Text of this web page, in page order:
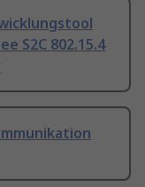
S2C 802.15.4